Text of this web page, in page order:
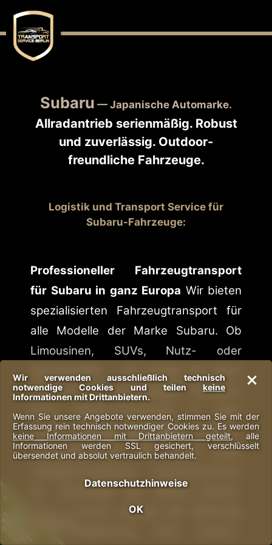
Subaru — Japanische Automarke.
Allradantrieb serienmäßig. Robust
und zuverlässig. Outdoor-
freundliche Fahrzeuge.
Logistik und Transport Service für
Subaru-Fahrzeuge:
Professioneller Fahrzeugtransport
für Subaru in ganz Europa Wir bieten
spezialisierten Fahrzeugtransport für
alle Modelle der Marke Subaru. Ob
Limousinen, SUVs, Nutz- oder
Sportmodelle – wir sorgen für einen
sicheren und zuverlässigen Transport
Ihres Subaru-Fahrzeugs in ganz
Europa.Unsere Leistungen:Subaru-
Transportservice: Wir bieten einen
für Fahrzeuge der Marke Subaru.
Unser Service umfasst die Abholung
Neue Stellen
sind zu be-
setzen!
Wir verwenden ausschließlich technisch
notwendige Cookies und teilen keine
Informationen mit Drittanbietern.
Wenn Sie unsere Angebote verwenden, stimmen Sie mit der
Erfassung rein technisch notwendiger Cookies zu. Es werden
keine Informationen mit Drittanbietern geteilt, alle
Informationen werden SSL gesichert, verschlüsselt
übersendet und absolut vertraulich behandelt.
Datenschutzhinweise
OK